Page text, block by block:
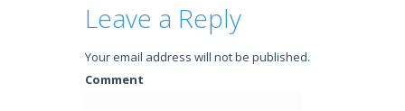
Leave a Reply
Your email address will not be published.
Comment